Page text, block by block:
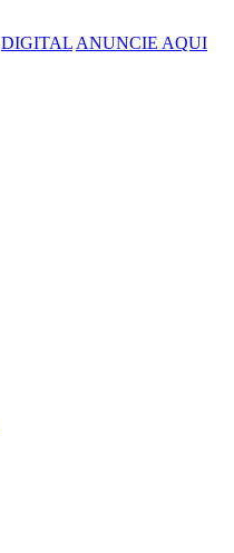
DIGITAL ANUNCIE AQUI